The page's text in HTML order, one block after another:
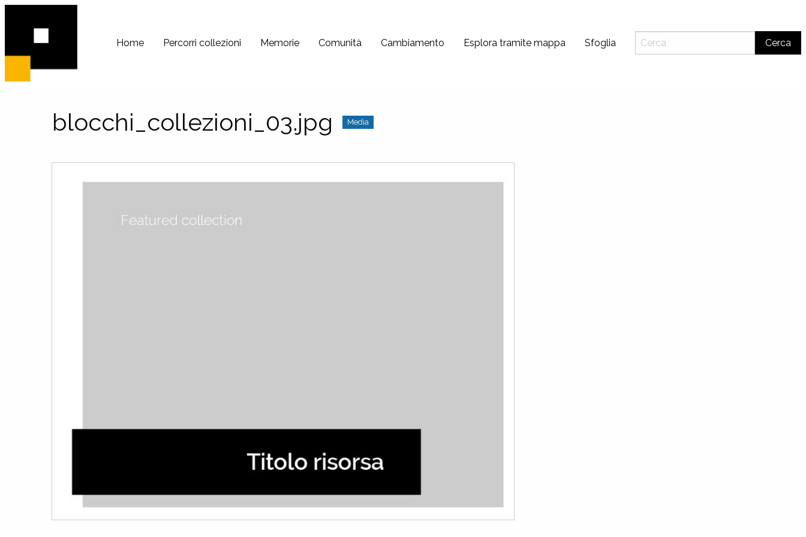
ArchivioHome Percorri collezioni Memorie Comunità Cambiamento Esplora tramite mappa Sfoglia Cerca
blocchi_collezioni_03.jpg Media